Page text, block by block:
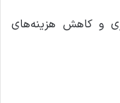
و کاهش هزینه‌های